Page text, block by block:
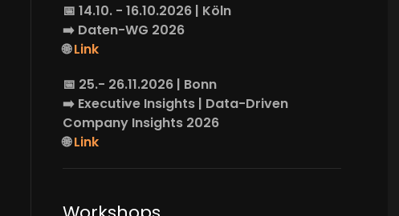
📅 14.10. - 16.10.2026 | Köln
➡️ Daten-WG 2026
🌐Link
📅 25.- 26.11.2026 | Bonn
➡️ Executive Insights | Data-Driven
Company Insights 2026
🌐Link